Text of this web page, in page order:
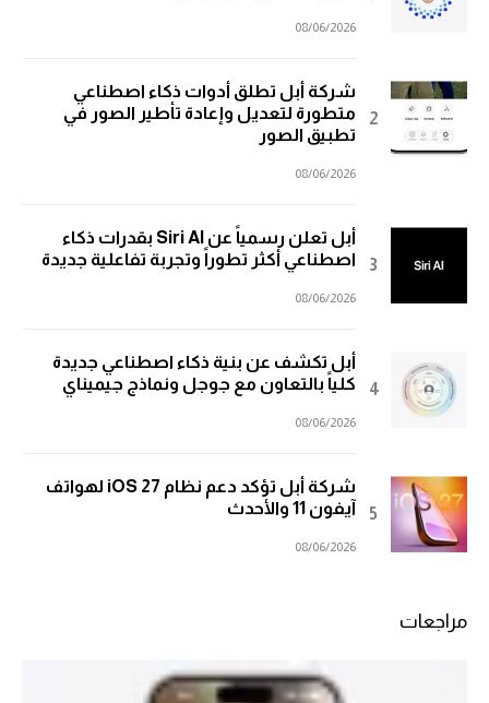
08/06/2026
شركة أبل تطلق أدوات ذكاء اصطناعي
متطورة لتعديل وإعادة تأطير الصور في
تطبيق الصور
08/06/2026
أبل تعلن رسمياً عن Siri AI بقدرات ذكاء
اصطناعي أكثر تطوراً وتجربة تفاعلية جديدة
08/06/2026
أبل تكشف عن بنية ذكاء اصطناعي جديدة
كلياً بالتعاون مع جوجل ونماذج جيميناي
08/06/2026
شركة أبل تؤكد دعم نظام iOS 27 لهواتف
آيفون 11 والأحدث
08/06/2026
مراجعات